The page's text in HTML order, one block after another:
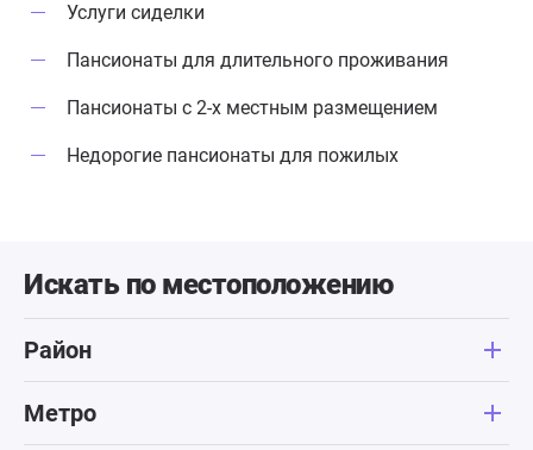
Услуги сиделки
Пансионаты для длительного проживания
Пансионаты с 2-х местным размещением
Недорогие пансионаты для пожилых
Искать по местоположению
Район
Метро